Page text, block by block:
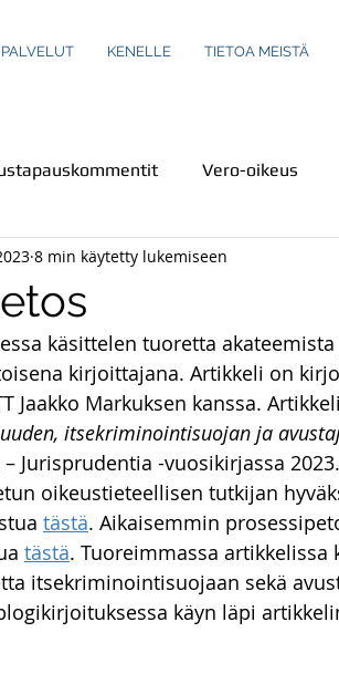
PALVELUT KENELLE TIETOA MEISTÄ
Vero-oikeus
Turva-ala Ympäristöoikeus
Perheoikeus
Rikoslaki Kuluttajaoikeus
oikeus Talousoikeus
8 min käytetty lukemiseen
käsittelen tuoretta
kirjoittajana. Artikkeli on
Jaakko Markuksen kanssa.
itsekriminointisuojan ja
Jurisprudentia -vuosikirjassa
oikeustieteellisen tutkijan
tästä. Aikaisemmin
tästä. Tuoreimmassa
itsekriminointisuojaan sekä
käyn läpi